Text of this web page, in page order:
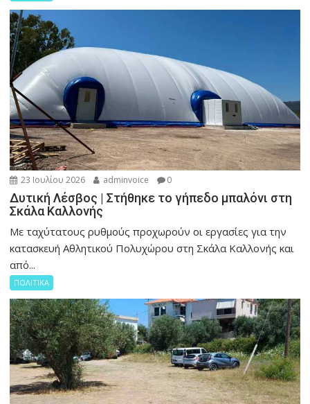
23 Ιουλίου 2026 adminvoice 0
Δυτική Λέσβος | Στήθηκε το γήπεδο μπαλόνι στη
Σκάλα Καλλονής
Με ταχύτατους ρυθμούς προχωρούν οι εργασίες για την
κατασκευή Αθλητικού Πολυχώρου στη Σκάλα Καλλονής και
από...
ΠΟΛΙΤΙΚΑ